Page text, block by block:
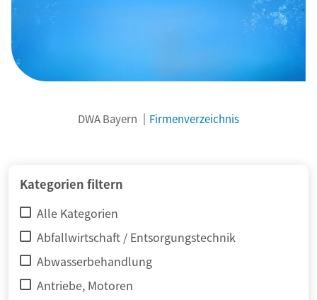
DWA Bayern Firmenverzeichnis
Kategorien filtern
Alle Kategorien
Abfallwirtschaft / Entsorgungstechnik
Abwasserbehandlung
Antriebe, Motoren